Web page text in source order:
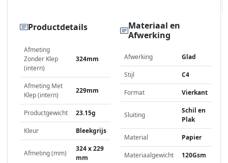
Productdetails
Afmeting
Zonder Klep
(intern)
324mm
Afmeting Met
Klep (intern)
229mm
Productgewicht 23.15g
Kleur Bleekgrijs
Afmeting (mm)
324 x 229
mm
Materiaal en
Afwerking
Afwerking Glad
Stijl C4
Format Vierkant
Sluiting
Schil en
Plak
Material Papier
Materiaalgewicht 120Gsm